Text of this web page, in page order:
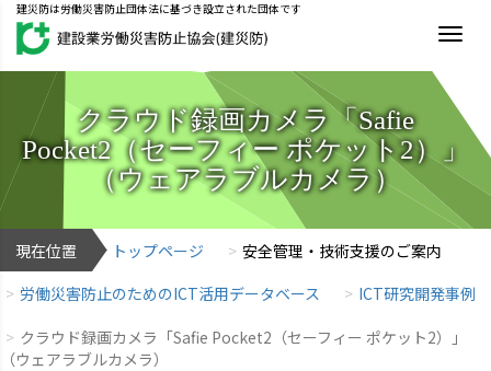
建災防は労働災害防止団体法に基づき設立された団体です
クラウド録画カメラ「Safie
Pocket2（セーフィー ポケット2）」
（ウェアラブルカメラ）
現在位置 トップページ
安全管理・技術支援のご案内
労働災害防止のためのICT活用データベース
ICT研究開発事例
クラウド録画カメラ「Safie Pocket2（セーフィー ポケット2）」
（ウェアラブルカメラ）